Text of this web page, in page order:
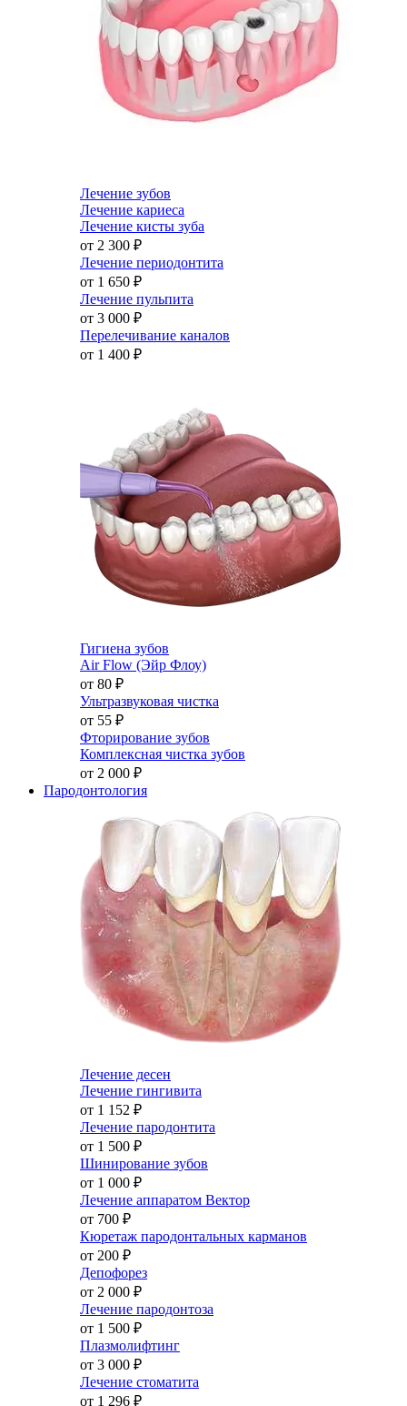
Лечение зубов
Лечение кариеса
Лечение кисты зуба
от 2 300 ₽
Лечение периодонтита
от 1 650 ₽
Лечение пульпита
от 3 000 ₽
Перелечивание каналов
от 1 400 ₽
Гигиена зубов
Air Flow (Эйр Флоу)
от 80 ₽
Ультразвуковая чистка
от 55 ₽
Фторирование зубов
Комплексная чистка зубов
от 2 000 ₽
Пародонтология
Лечение десен
Лечение гингивита
от 1 152 ₽
Лечение пародонтита
от 1 500 ₽
Шинирование зубов
от 1 000 ₽
Лечение аппаратом Вектор
от 700 ₽
Кюретаж пародонтальных карманов
от 200 ₽
Депофорез
от 2 000 ₽
Лечение пародонтоза
от 1 500 ₽
Плазмолифтинг
от 3 000 ₽
Лечение стоматита
от 1 296 ₽